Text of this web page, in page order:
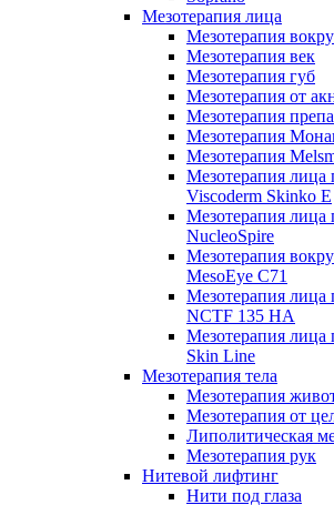
Мезотерапия лица
Мезотерапия
Мезотерапия век
Мезотерапия губ
Мезотерапия от
Мезотерапия
Мезотерапия
Мезотерапия
Мезотерапия лица
Viscoderm Skinko E
Мезотерапия лица
NucleoSpire
Мезотерапия
MesoEye С71
Мезотерапия лица
NCTF 135 HA
Мезотерапия лица
Skin Line
Мезотерапия тела
Мезотерапия
Мезотерапия от
Липолитическая
Мезотерапия рук
Нитевой лифтинг
Нити под глаза